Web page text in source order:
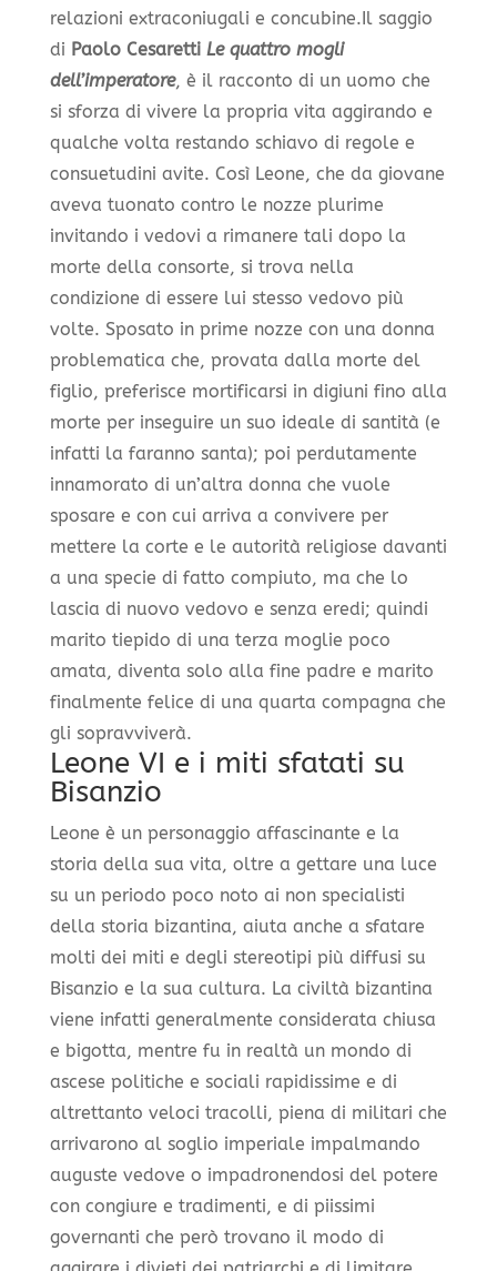
relazioni extraconiugali e concubine.Il saggio
di Paolo Cesaretti Le quattro mogli
dell’imperatore, è il racconto di un uomo che
si sforza di vivere la propria vita aggirando e
qualche volta restando schiavo di regole e
consuetudini avite. Così Leone, che da giovane
aveva tuonato contro le nozze plurime
invitando i vedovi a rimanere tali dopo la
morte della consorte, si trova nella
condizione di essere lui stesso vedovo più
volte. Sposato in prime nozze con una donna
problematica che, provata dalla morte del
figlio, preferisce mortificarsi in digiuni fino alla
morte per inseguire un suo ideale di santità (e
infatti la faranno santa); poi perdutamente
innamorato di un’altra donna che vuole
sposare e con cui arriva a convivere per
mettere la corte e le autorità religiose davanti
a una specie di fatto compiuto, ma che lo
lascia di nuovo vedovo e senza eredi; quindi
marito tiepido di una terza moglie poco
amata, diventa solo alla fine padre e marito
finalmente felice di una quarta compagna che
gli sopravviverà.
Leone VI e i miti sfatati su
Bisanzio
Leone è un personaggio affascinante e la
storia della sua vita, oltre a gettare una luce
su un periodo poco noto ai non specialisti
della storia bizantina, aiuta anche a sfatare
molti dei miti e degli stereotipi più diffusi su
Bisanzio e la sua cultura. La civiltà bizantina
viene infatti generalmente considerata chiusa
e bigotta, mentre fu in realtà un mondo di
ascese politiche e sociali rapidissime e di
altrettanto veloci tracolli, piena di militari che
arrivarono al soglio imperiale impalmando
auguste vedove o impadronendosi del potere
con congiure e tradimenti, e di piissimi
governanti che però trovano il modo di